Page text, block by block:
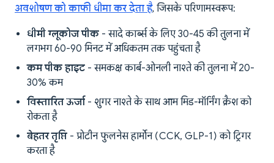
अवशोषण को काफी धीमा कर देता है, जिसके परिणामस्वरूप:
धीमी ग्लूकोज पीक - सादे कार्ब्स के लिए 30-45 की तुलना में
लगभग 60-90 मिनट में अधिकतम तक पहुंचता है
कम पीक हाइट - समकक्ष कार्ब-ओनली नाश्ते की तुलना में 20-
30% कम
विस्तारित ऊर्जा - शुगर नाश्ते के साथ आम मिड-मॉर्निंग क्रैश को
रोकता है
बेहतर तृप्ति - प्रोटीन फुलनेस हार्मोन (CCK, GLP-1) को ट्रिगर
करता है